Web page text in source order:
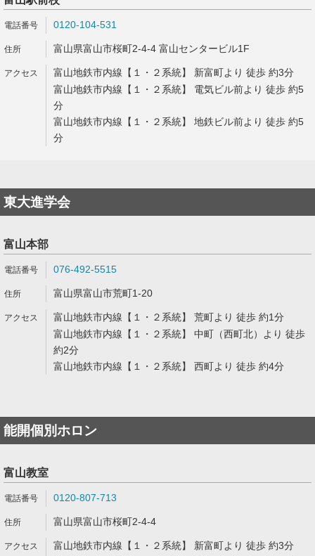
0120-104-531
富山県富山市桜町2-4-4 富山センタービル1F
富山地鉄市内線【１・２系統】 新富町より 徒歩 約3分
富山地鉄市内線【１・２系統】 電気ビル前より 徒歩 約5
分
富山地鉄市内線【１・２系統】 地鉄ビル前より 徒歩 約5
分
東大進学会
富山本部
076-492-5515
富山県富山市荒町1-20
富山地鉄市内線【１・２系統】 荒町より 徒歩 約1分
富山地鉄市内線【１・２系統】 中町（西町北）より 徒歩
約2分
富山地鉄市内線【１・２系統】 西町より 徒歩 約4分
能開個別ホロン
富山教室
0120-807-713
富山県富山市桜町2-4-4
富山地鉄市内線【１・２系統】 新富町より 徒歩 約3分